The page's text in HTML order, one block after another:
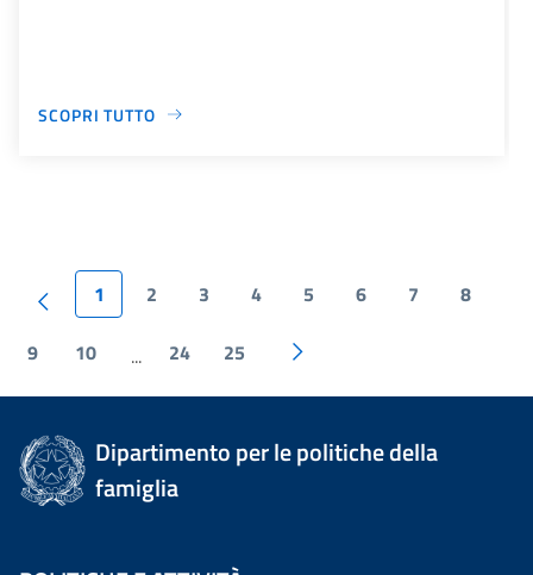
SCOPRI TUTTO
1 2 3 4 5 6 7 8
9 10 ... 24 25
Dipartimento per le politiche della
famiglia